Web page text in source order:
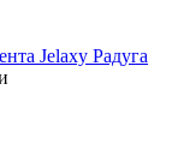
Jelaxy Радуга